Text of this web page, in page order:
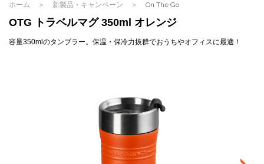
ホーム 新製品・キャンペーン On The Go
OTG トラベルマグ 350ml オレンジ
容量350mlのタンブラー。保温・保冷力抜群でおうちやオフィスに最適！